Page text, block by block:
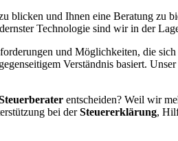
blicken und Ihnen eine Beratung zu
Technologie sind wir in der
und Möglichkeiten, die
Verständnis basiert.
entscheiden? Weil wir
bei derSteuererklärung,